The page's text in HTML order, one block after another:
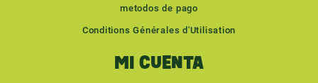
metodos de pago
Conditions Générales d'Utilisation
MI CUENTA